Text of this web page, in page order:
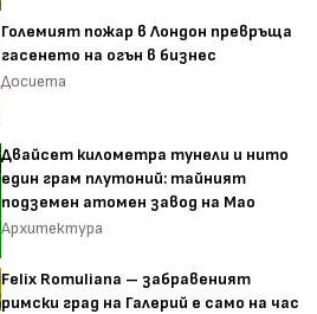
Големият пожар в Лондон превръща
гасенето на огън в бизнес
Досиета
Двайсет километра тунели и нито
един грам плутоний: тайният
подземен атомен завод на Мао
Архитектура
Felix Romuliana – забравеният
римски град на Галерий е само на час